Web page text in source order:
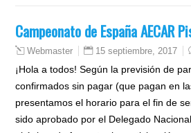
Campeonato de España AECAR
Webmaster 15 septiembre, 2017
¡Hola a todos! Según la previsión de
confirmados sin pagar (que pagan en
presentamos el horario para el fin de
sido aprobado por el Delegado